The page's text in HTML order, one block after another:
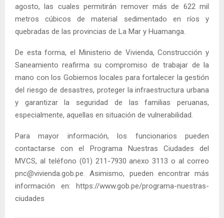
agosto, las cuales permitirán remover más de 622 mil
metros cúbicos de material sedimentado en ríos y
quebradas de las provincias de La Mar y Huamanga.
De esta forma, el Ministerio de Vivienda, Construcción y
Saneamiento reafirma su compromiso de trabajar de la
mano con los Gobiernos locales para fortalecer la gestión
del riesgo de desastres, proteger la infraestructura urbana
y garantizar la seguridad de las familias peruanas,
especialmente, aquellas en situación de vulnerabilidad.
Para mayor información, los funcionarios pueden
contactarse con el Programa Nuestras Ciudades del
MVCS, al teléfono (01) 211-7930 anexo 3113 o al correo
pnc@vivienda.gob.pe. Asimismo, pueden encontrar más
información en: https://www.gob.pe/programa-nuestras-
ciudades